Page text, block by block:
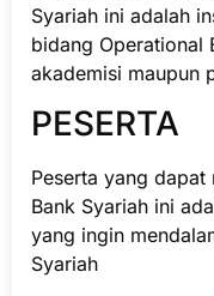
Syariah ini adalah
bidang Operational
akademisi maupun
PESERTA
Peserta yang
Bank Syariah ini
yang ingin
Syariah